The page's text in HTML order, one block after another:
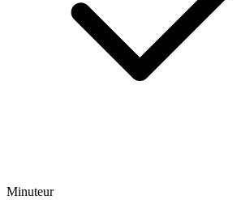
Minuteur